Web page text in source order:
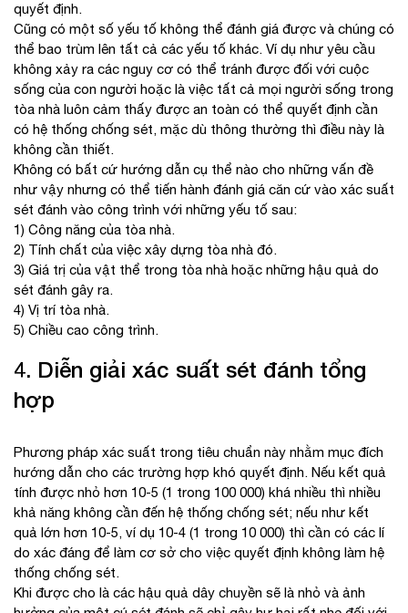
quyết định.
Cũng có một số yếu tố không thể đánh giá được và chúng có
thể bao trùm lên tất cả các yếu tố khác. Ví dụ như yêu cầu
không xảy ra các nguy cơ có thể tránh được đối với cuộc
sống của con người hoặc là việc tất cả mọi người sống trong
tòa nhà luôn cảm thấy được an toàn có thể quyết định cần
có hệ thống chống sét, mặc dù thông thường thì điều này là
không cần thiết.
Không có bất cứ hướng dẫn cụ thể nào cho những vấn đề
như vậy nhưng có thể tiến hành đánh giá căn cứ vào xác suất
sét đánh vào công trình với những yếu tố sau:
1) Công năng của tòa nhà.
2) Tính chất của việc xây dựng tòa nhà đó.
3) Giá trị của vật thể trong tòa nhà hoặc những hậu quả do
sét đánh gây ra.
4) Vị trí tòa nhà.
5) Chiều cao công trình.
4. Diễn giải xác suất sét đánh tổng
hợp
Phương pháp xác suất trong tiêu chuẩn này nhằm mục đích
hướng dẫn cho các trường hợp khó quyết định. Nếu kết quả
tính được nhỏ hơn 10-5 (1 trong 100 000) khá nhiều thì nhiều
khả năng không cần đến hệ thống chống sét; nếu như kết
quả lớn hơn 10-5, ví dụ 10-4 (1 trong 10 000) thì cần có các lí
do xác đáng để làm cơ sở cho việc quyết định không làm hệ
thống chống sét.
Khi được cho là các hậu quả dây chuyền sẽ là nhỏ và ảnh